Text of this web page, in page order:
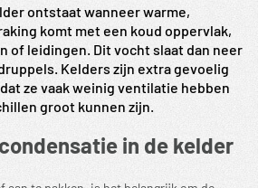
ontstaat wanneer warme,
komt met een koud oppervlak,
of leidingen. Dit vocht slaat dan neer
Kelders zijn extra gevoelig
ze vaak weinig ventilatie hebben
groot kunnen zijn.
in de kelder